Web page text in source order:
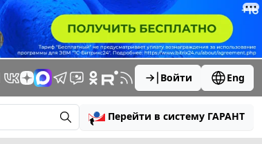
Войти Eng
Перейти в систему ГАРАНТ